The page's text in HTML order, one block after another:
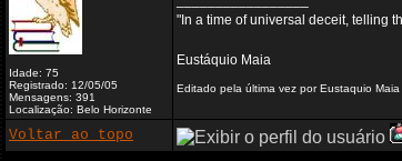
Idade: 75
Registrado: 12/05/05
Mensagens: 391
Localização: Belo Horizonte
"In a time of universal deceit, telling
Eustáquio Maia
Editado pela última vez por Eustaquio
Voltar ao topo